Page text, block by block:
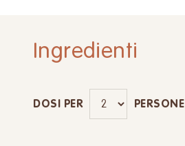
Ingredienti
DOSI PER PERSONE